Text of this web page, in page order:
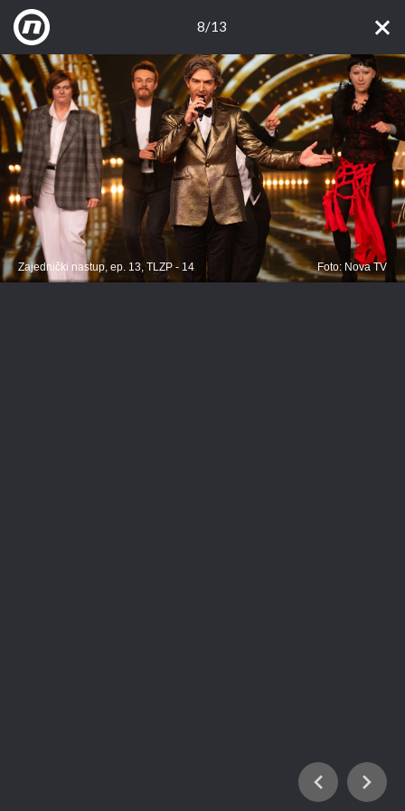
8/13
Zajednički nastup, ep. 13, TLZP - 14 Foto: Nova TV